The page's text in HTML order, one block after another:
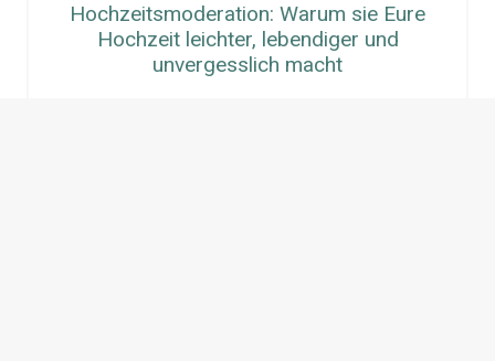
Hochzeitsmoderation: Warum sie Eure
Hochzeit leichter, lebendiger und
unvergesslich macht